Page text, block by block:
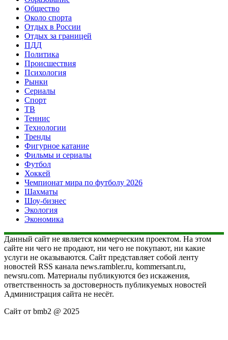
Общество
Около спорта
Отдых в России
Отдых за границей
ПДД
Политика
Происшествия
Психология
Рынки
Сериалы
Спорт
ТВ
Теннис
Технологии
Тренды
Фигурное катание
Фильмы и сериалы
Футбол
Хоккей
Чемпионат мира по футболу 2026
Шахматы
Шоу-бизнес
Экология
Экономика
Данный сайт не является коммерческим проектом. На этом
сайте ни чего не продают, ни чего не покупают, ни какие
услуги не оказываются. Сайт представляет собой ленту
новостей RSS канала news.rambler.ru, kommersant.ru,
newsru.com. Материалы публикуются без искажения,
ответственность за достоверность публикуемых новостей
Администрация сайта не несёт.
Сайт от bmb2 @ 2025